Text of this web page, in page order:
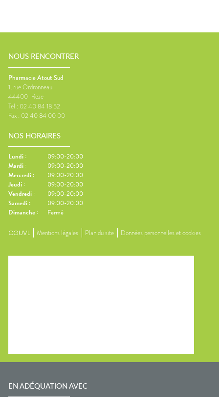
NOUS RENCONTRER
Pharmacie Atout Sud
1, rue Ordronneau
44400 Reze
Tel : 02 40 84 18 52
Fax : 02 40 84 00 00
NOS HORAIRES
Lundi :
09:00-20:00
Mardi :
09:00-20:00
Mercredi :
09:00-20:00
Jeudi :
09:00-20:00
Vendredi :
09:00-20:00
Samedi :
09:00-20:00
Dimanche : Fermé
CGUVL Mentions légales Plan du site Données personnelles et cookies
EN ADÉQUATION AVEC